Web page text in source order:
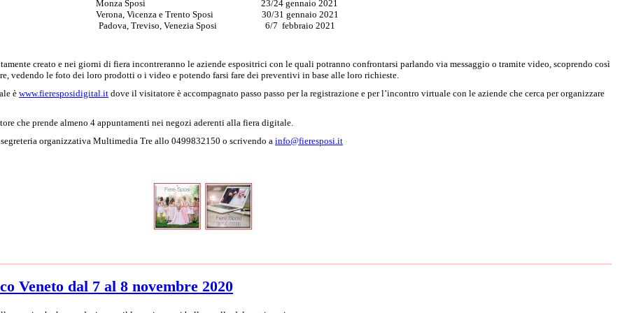
Monza Sposi 23/24 gennaio 2021
Verona, Vicenza e Trento Sposi 30/31 gennaio 2021
Padova, Treviso, Venezia Sposi 6/7 febbraio 2021
creato e nei giorni di fiera incontreranno le aziende espositrici con le quali potranno confrontarsi parlando via messaggio o tramite video, scoprendo così
vedendo le foto dei loro prodotti o i video e potendo farsi fare dei preventivi in base alle loro richieste.
è www.fieresposidigital.it dove il visitatore è accompagnato passo passo per la registrazione e per l’incontro virtuale con le aziende che cerca per organizzare
che prende almeno 4 appuntamenti nei negozi aderenti alla fiera digitale.
organizzativa Multimedia Tre allo 0499832150 o scrivendo a info@fieresposi.it
Veneto dal 7 al 8 novembre 2020